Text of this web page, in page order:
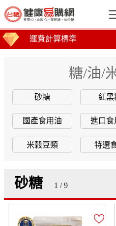
購物金贈送及使用方式
運費計算標準
商品到貨時間說明
台糖產品這裡買 健康美
買安心 吃放心 要健康 找
台糖產品 食在安心 查驗
全臺第1家最環保國營企
砂糖 紅黑
國產食用油 進口食
米榖豆類 特選
糖/油/
砂糖 1 / 9